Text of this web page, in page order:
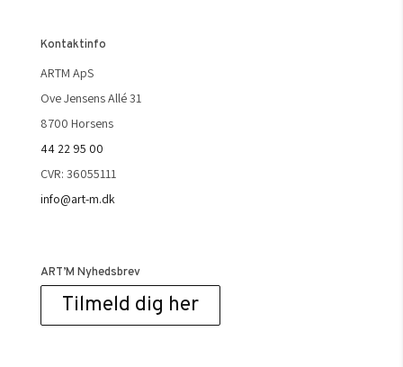
Kontaktinfo
ARTM ApS
Ove Jensens Allé 31
8700 Horsens
44 22 95 00
CVR: 36055111
info@art-m.dk
ART’M Nyhedsbrev
Tilmeld dig her